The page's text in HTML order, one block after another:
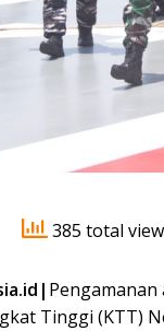
385 total
Tinggi (KTT)